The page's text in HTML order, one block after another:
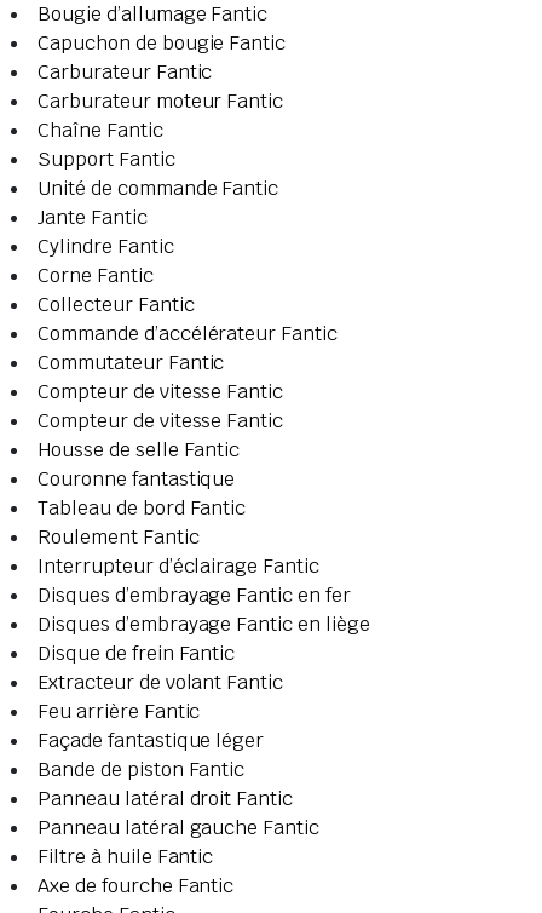
Bougie d’allumage Fantic
Capuchon de bougie Fantic
Carburateur Fantic
Carburateur moteur Fantic
Chaîne Fantic
Support Fantic
Unité de commande Fantic
Jante Fantic
Cylindre Fantic
Corne Fantic
Collecteur Fantic
Commande d’accélérateur Fantic
Commutateur Fantic
Compteur de vitesse Fantic
Compteur de vitesse Fantic
Housse de selle Fantic
Couronne fantastique
Tableau de bord Fantic
Roulement Fantic
Interrupteur d’éclairage Fantic
Disques d’embrayage Fantic en fer
Disques d’embrayage Fantic en liège
Disque de frein Fantic
Extracteur de volant Fantic
Feu arrière Fantic
Façade fantastique léger
Bande de piston Fantic
Panneau latéral droit Fantic
Panneau latéral gauche Fantic
Filtre à huile Fantic
Axe de fourche Fantic